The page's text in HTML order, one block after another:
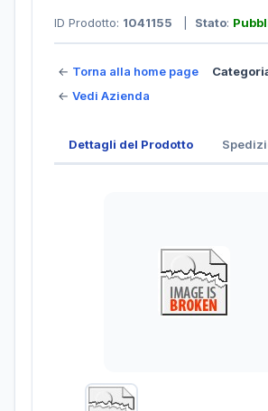
ID Prodotto: 1041155 Stato:
← Torna alla home page
← Vedi Azienda
Dettagli del Prodotto